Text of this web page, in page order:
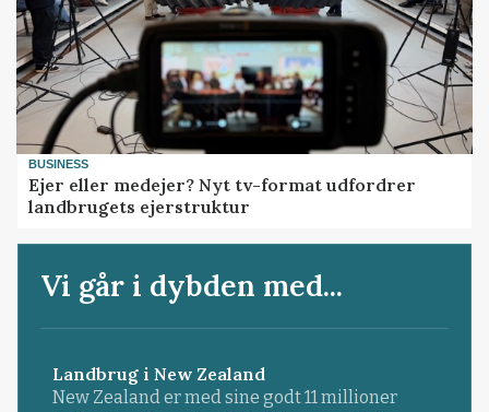
BUSINESS
Ejer eller medejer? Nyt tv-format udfordrer
landbrugets ejerstruktur
Vi går i dybden med...
Landbrug i New Zealand
New Zealand er med sine godt 11 millioner